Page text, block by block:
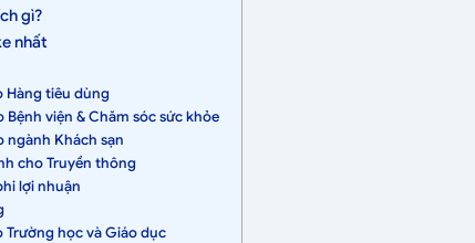
gì?
nhất
Hàng tiêu dùng
viện & Chăm sóc sức khỏe
ngành Khách sạn
cho Truyền thông
lợi nhuận
học và Giáo dục